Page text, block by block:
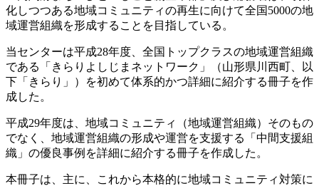
化しつつある地域コミュニティの再生に向けて全国5000の地
域運営組織を形成することを目指している。
当センターは平成28年度、全国トップクラスの地域運営組織
である「きらりよしじまネットワーク」（山形県川西町、以
下「きらり」）を初めて体系的かつ詳細に紹介する冊子を作
成した。
平成29年度は、地域コミュニティ（地域運営組織）そのもの
でなく、地域運営組織の形成や運営を支援する「中間支援組
織」の優良事例を詳細に紹介する冊子を作成した。
本冊子は、主に、これから本格的に地域コミュニティ対策に